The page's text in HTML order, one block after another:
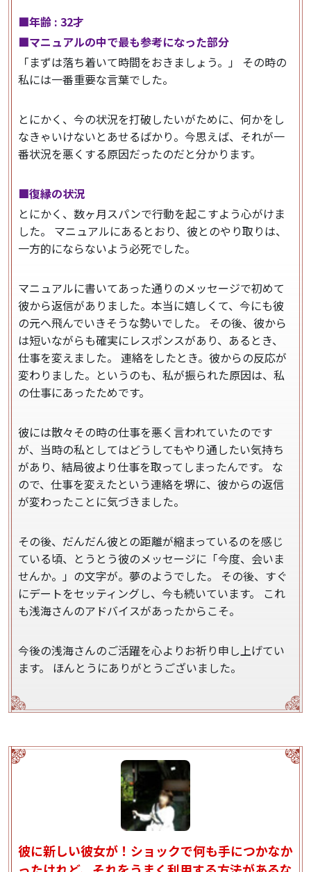
■年齢 : 32才
■マニュアルの中で最も参考になった部分
「まずは落ち着いて時間をおきましょう。」
その時の
私には一番重要な言葉でした。
とにかく、今の状況を打破したいがために、何かをし
なきゃいけないとあせるばかり。今思えば、それが一
番状況を悪くする原因だったのだと分かります。
■復縁の状況
とにかく、数ヶ月スパンで行動を起こすよう心がけま
した。 マニュアルにあるとおり、彼とのやり取りは、
一方的にならないよう必死でした。
マニュアルに書いてあった通りのメッセージで初めて
彼から返信がありました。本当に嬉しくて、今にも彼
の元へ飛んでいきそうな勢いでした。
その後、彼から
は短いながらも確実にレスポンスがあり、あるとき、
仕事を変えました。 連絡をしたとき。彼からの反応が
変わりました。というのも、私が振られた原因は、私
の仕事にあったためです。
彼には散々その時の仕事を悪く言われていたのです
が、当時の私としてはどうしてもやり通したい気持ち
があり、結局彼より仕事を取ってしまったんです。
な
ので、仕事を変えたという連絡を堺に、彼からの返信
が変わったことに気づきました。
その後、だんだん彼との距離が縮まっているのを感じ
ている頃、とうとう彼のメッセージに「今度、会いま
せんか。」の文字が。夢のようでした。
その後、すぐ
にデートをセッティングし、今も続いています。
これ
も浅海さんのアドバイスがあったからこそ。
今後の浅海さんのご活躍を心よりお祈り申し上げてい
ます。
ほんとうにありがとうございました。
彼に新しい彼女が！ショックで何も手につかなか